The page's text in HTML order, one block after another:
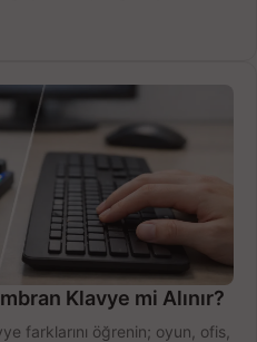
Klavye mi Alınır?
farklarını öğrenin; oyun, ofis,